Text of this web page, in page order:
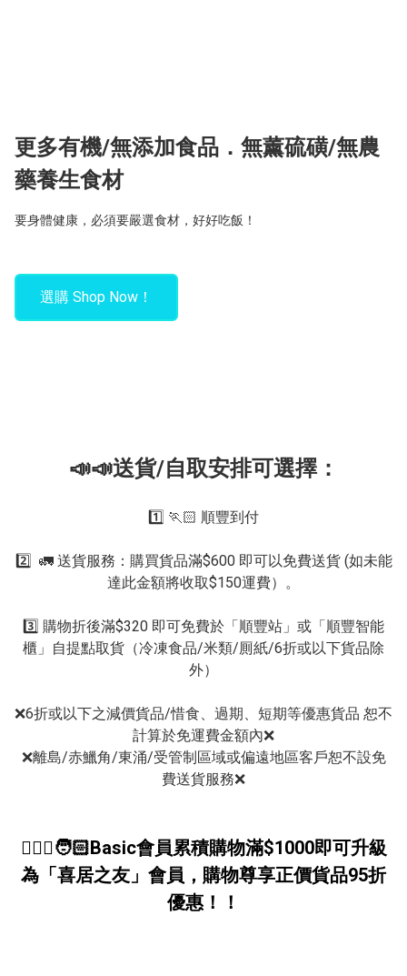
更多有機/無添加食品．無薰硫磺/無農
藥養生食材
要身體健康，必須要嚴選食材，好好吃飯！
選購 Shop Now！
📣📣送貨/自取安排可選擇：
1️⃣ 🏃🏻 順豐到付
2️⃣  🚛 送貨服務：購買貨品滿$600 即可以免費送貨 (如未能
達此金額將收取$150運費）。
3️⃣ 購物折後滿$320 即可免費於「順豐站」或「順豐智能
櫃」自提點取貨（冷凍食品/米類/厠紙/6折或以下貨品除
外）
❌6折或以下之減價貨品/惜食、過期、短期等優惠貨品 恕不
計算於免運費金額內❌
❌離島/赤鱲角/東涌/受管制區域或偏遠地區客戶恕不設免
費送貨服務❌
🧔🏻‍♀️🧑🏻Basic會員累積購物滿$1000即可升級
為「喜居之友」會員，購物尊享正價貨品95折
優惠！！